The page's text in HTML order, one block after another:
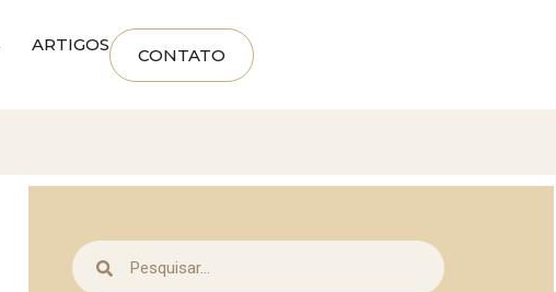
ARTIGOS
CONTATO